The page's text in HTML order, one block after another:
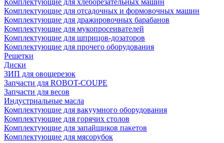
Комплектующие для хлеборезательных машин
Комплектующие для отсадочных и формовочных машин
Комплектующие для дражировочных барабанов
Комплектующие для мукопросеивателей
Комплектующие для шприцов-дозаторов
Комплектующие для прочего оборудования
Решетки
Диски
ЗИП для овощерезок
Запчасти для ROBOT-COUPE
Запчасти для весов
Индустриальные масла
Комплектующие для вакуумного оборудования
Комплектующие для горячих столов
Комплектующие для запайщиков пакетов
Комплектующие для мясорубок